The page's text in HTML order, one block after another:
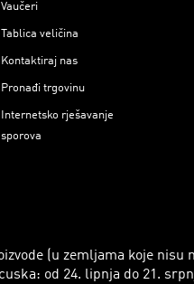
Vaučeri
Tablica veličina
Kontaktiraj nas
Pronađi trgovinu
Internetsko rješavanje
sporova
(u zemljama koje nisu
od 24. lipnja do 21.